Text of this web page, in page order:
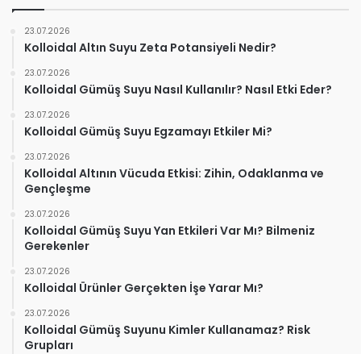
23.07.2026
Kolloidal Altın Suyu Zeta Potansiyeli Nedir?
23.07.2026
Kolloidal Gümüş Suyu Nasıl Kullanılır? Nasıl Etki Eder?
23.07.2026
Kolloidal Gümüş Suyu Egzamayı Etkiler Mi?
23.07.2026
Kolloidal Altının Vücuda Etkisi: Zihin, Odaklanma ve
Gençleşme
23.07.2026
Kolloidal Gümüş Suyu Yan Etkileri Var Mı? Bilmeniz
Gerekenler
23.07.2026
Kolloidal Ürünler Gerçekten İşe Yarar Mı?
23.07.2026
Kolloidal Gümüş Suyunu Kimler Kullanamaz? Risk
Grupları